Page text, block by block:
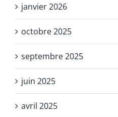
janvier 2026
octobre 2025
septembre 2025
juin 2025
avril 2025